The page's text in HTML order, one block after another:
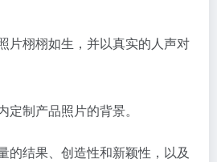
片栩栩如生，并以真实的人声对
制产品照片的背景。
的结果、创造性和新颖性，以及